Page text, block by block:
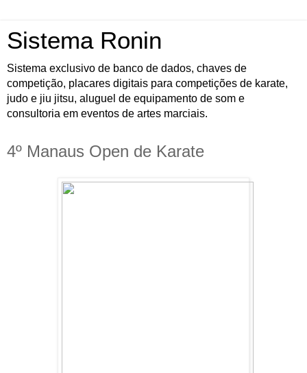
Sistema Ronin
Sistema exclusivo de banco de dados, chaves de
competição, placares digitais para competições de karate,
judo e jiu jitsu, aluguel de equipamento de som e
consultoria em eventos de artes marciais.
4º Manaus Open de Karate